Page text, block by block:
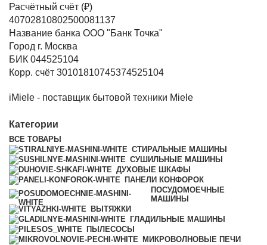
Расчётный счёт (₽)
40702810802500081137
Название банка ООО "Банк Точка"
Город г. Москва
БИК 044525104
Корр. счёт 30101810745374525104
iMiele - поставщик бытовой техники Miele
Категории
ВСЕ ТОВАРЫ
СТИРАЛЬНЫЕ МАШИНЫ
СУШИЛЬНЫЕ МАШИНЫ
ДУХОВЫЕ ШКАФЫ
ПАНЕЛИ КОНФОРОК
ПОСУДОМОЕЧНЫЕ
МАШИНЫ
ВЫТЯЖКИ
ГЛАДИЛЬНЫЕ МАШИНЫ
ПЫЛЕСОСЫ
МИКРОВОЛНОВЫЕ ПЕЧИ